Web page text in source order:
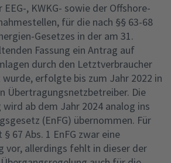
EEG-, KWKG- sowie der Offshore-
für die nach §§ 63-68
Gesetzes in der am 31.
Fassung ein Antrag auf
durch den Letztverbraucher
erfolgte bis zum Jahr 2022 in
Übertragungsnetzbetreiber. Die
ab dem Jahr 2024 analog ins
(EnFG) übernommen. Für
67 Abs. 1 EnFG zwar eine
vor, allerdings fehlt in dieser der